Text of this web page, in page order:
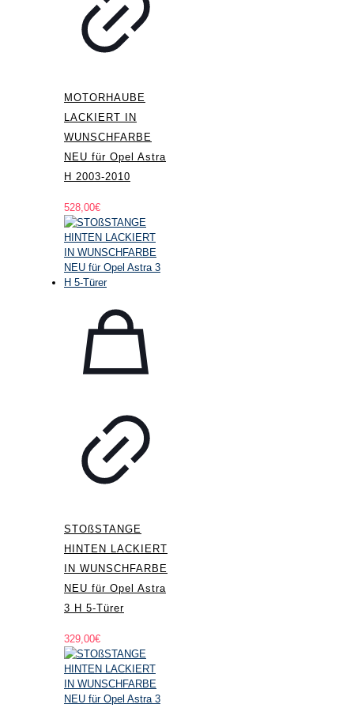
MOTORHAUBE
LACKIERT IN
WUNSCHFARBE
NEU für Opel Astra
H 2003-2010
528,00€
STOßSTANGE
HINTEN LACKIERT
IN WUNSCHFARBE
NEU für Opel Astra
3 H 5-Türer
329,00€